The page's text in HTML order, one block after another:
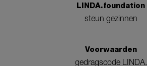
LINDA.foundation
steun gezinnen
Voorwaarden
gedragscode LINDA.